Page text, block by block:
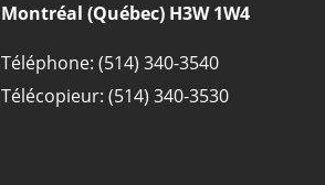
Montréal (Québec) H3W 1W4
Téléphone: (514) 340-3540
Télécopieur: (514) 340-3530